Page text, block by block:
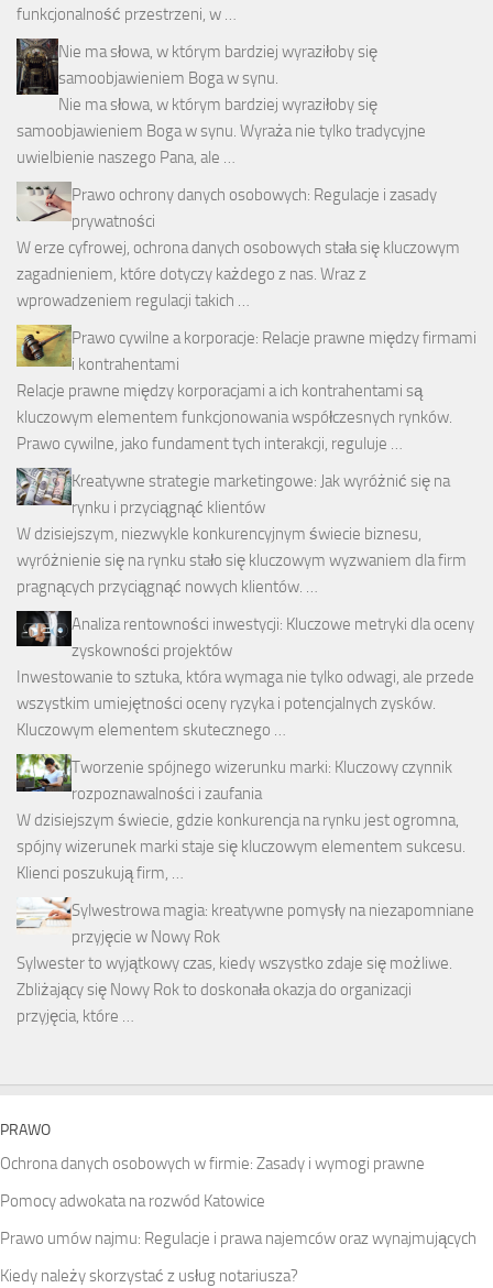
funkcjonalność przestrzeni, w …
Nie ma słowa, w którym bardziej wyraziłoby się
samoobjawieniem Boga w synu.
Nie ma słowa, w którym bardziej wyraziłoby się
samoobjawieniem Boga w synu. Wyraża nie tylko tradycyjne
uwielbienie naszego Pana, ale …
Prawo ochrony danych osobowych: Regulacje i zasady
prywatności
W erze cyfrowej, ochrona danych osobowych stała się kluczowym
zagadnieniem, które dotyczy każdego z nas. Wraz z
wprowadzeniem regulacji takich …
Prawo cywilne a korporacje: Relacje prawne między firmami
i kontrahentami
Relacje prawne między korporacjami a ich kontrahentami są
kluczowym elementem funkcjonowania współczesnych rynków.
Prawo cywilne, jako fundament tych interakcji, reguluje …
Kreatywne strategie marketingowe: Jak wyróżnić się na
rynku i przyciągnąć klientów
W dzisiejszym, niezwykle konkurencyjnym świecie biznesu,
wyróżnienie się na rynku stało się kluczowym wyzwaniem dla firm
pragnących przyciągnąć nowych klientów. …
Analiza rentowności inwestycji: Kluczowe metryki dla oceny
zyskowności projektów
Inwestowanie to sztuka, która wymaga nie tylko odwagi, ale przede
wszystkim umiejętności oceny ryzyka i potencjalnych zysków.
Kluczowym elementem skutecznego …
Tworzenie spójnego wizerunku marki: Kluczowy czynnik
rozpoznawalności i zaufania
W dzisiejszym świecie, gdzie konkurencja na rynku jest ogromna,
spójny wizerunek marki staje się kluczowym elementem sukcesu.
Klienci poszukują firm, …
Sylwestrowa magia: kreatywne pomysły na niezapomniane
przyjęcie w Nowy Rok
Sylwester to wyjątkowy czas, kiedy wszystko zdaje się możliwe.
Zbliżający się Nowy Rok to doskonała okazja do organizacji
przyjęcia, które …
PRAWO
Ochrona danych osobowych w firmie: Zasady i wymogi prawne
Pomocy adwokata na rozwód Katowice
Prawo umów najmu: Regulacje i prawa najemców oraz wynajmujących
Kiedy należy skorzystać z usług notariusza?